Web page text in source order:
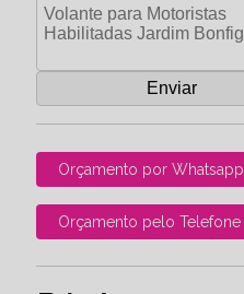
Orçamento por Whatsapp
Orçamento pelo Telefone